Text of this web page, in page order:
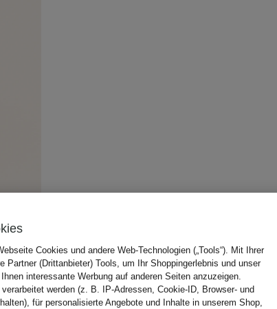
Cookies und andere Web-Technologien („Tools“). Mit Ihrer
Partner (Drittanbieter) Tools, um Ihr Shoppingerlebnis und unser
interessante Werbung auf anderen Seiten anzuzeigen.
werden (z. B. IP-Adressen, Cookie-ID, Browser- und
für personalisierte Angebote und Inhalte in unserem Shop,